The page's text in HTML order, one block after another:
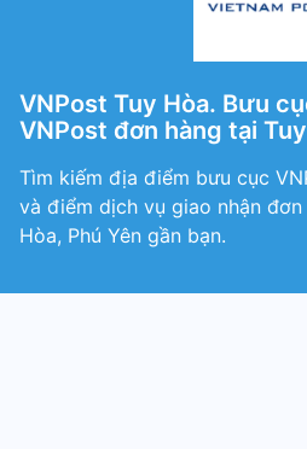
VNPost Tuy Hòa. Bưu
VNPost đơn hàng tại
Tìm kiếm địa điểm bưu cục
và điểm dịch vụ giao nhận
Hòa, Phú Yên gần bạn.